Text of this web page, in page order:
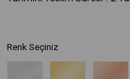
Renk Seçiniz